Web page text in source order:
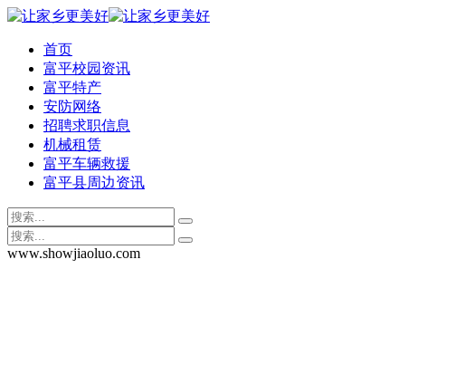
首页
富平校园资讯
富平特产
安防网络
招聘求职信息
机械租赁
富平车辆救援
富平县周边资讯
www.showjiaoluo.com